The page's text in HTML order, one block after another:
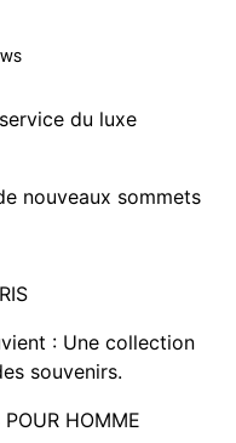
du luxe
nouveaux sommets
: Une collection
souvenirs.
HOMME